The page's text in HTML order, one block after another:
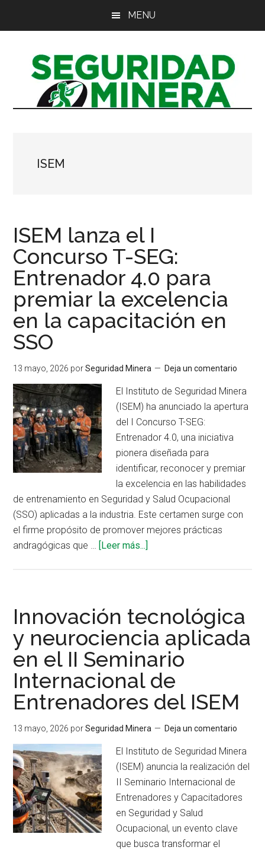
principal
MENU
ISEM
ISEM lanza el I
Concurso T-SEG:
Entrenador 4.0 para
premiar la excelencia
en la capacitación en
SSO
13 mayo, 2026 porSeguridad Minera Deja un comentario
El Instituto de Seguridad Minera
(ISEM) ha anunciado la apertura
del I Concurso T-SEG:
Entrenador 4.0, una iniciativa
pionera diseñada para
identificar, reconocer y premiar
la excelencia en las habilidades
de entrenamiento en Seguridad y Salud Ocupacional
(SSO) aplicadas a la industria. Este certamen surge con
el firme propósito de promover mejores prácticas
andragógicas que … [Leer más...]
I
Concurso
T-
SEG:
Entrenador
4.0
premiar
la
excelencia
la
capacitación
en
SSO
Innovación tecnológica
y neurociencia aplicada
en el II Seminario
Internacional de
Entrenadores del ISEM
13 mayo, 2026 porSeguridad Minera Deja un comentario
El Instituto de Seguridad Minera
(ISEM) anuncia la realización del
II Seminario Internacional de
Entrenadores y Capacitadores
en Seguridad y Salud
Ocupacional, un evento clave
que busca transformar el